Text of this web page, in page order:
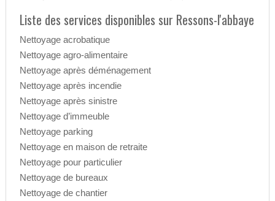
Liste des services disponibles sur Ressons-l'abbaye
Nettoyage acrobatique
Nettoyage agro-alimentaire
Nettoyage après déménagement
Nettoyage après incendie
Nettoyage après sinistre
Nettoyage d’immeuble
Nettoyage parking
Nettoyage en maison de retraite
Nettoyage pour particulier
Nettoyage de bureaux
Nettoyage de chantier